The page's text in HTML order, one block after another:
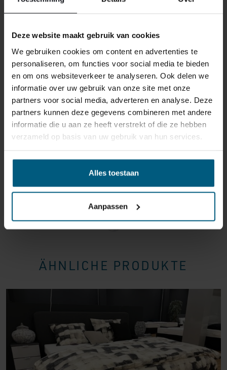
Deze website maakt gebruik van cookies
We gebruiken cookies om content en advertenties te
personaliseren, om functies voor social media te bieden
en om ons websiteverkeer te analyseren. Ook delen we
informatie over uw gebruik van onze site met onze
partners voor social media, adverteren en analyse. Deze
partners kunnen deze gegevens combineren met andere
informatie die u aan ze heeft verstrekt of die ze hebben
verzameld op basis van uw gebruik van hun services.
Alles toestaan
Aanpassen
uns nicht zurückgenommen werden.
Manchmal möchten Sie vielleicht eine Bestellung
zurückgeben. Vielleicht, weil Ihnen das Produkt nicht
gefällt, oder vielleicht gibt es einen anderen Grund,
warum Sie die Bestellung nicht wünschen. In jedem Fall
haben Sie das Recht, Ihre Bestellung bis zu14 Tage
nach Erhalt ohne Angabe von Gründen zu widerrufen.
Bitte behandeln Sie das Produkt sorgfältig und
vergewissern Sie sich, dass es richtig verpackt ist, wenn
Sie es zurückschicken. Wenn das Produkt beschädigt
können wir Ihnen diese Wertminderung des Produkts
ÄHNLICHE PRODUKTE